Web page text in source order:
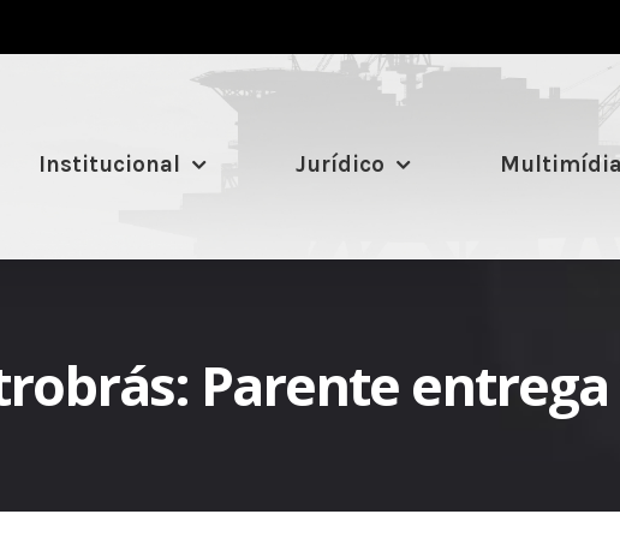
Institucional Jurídico Multimídia
Parente